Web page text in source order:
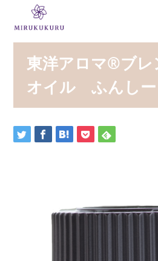
東洋アロマ®ブレ
オイル ふんし